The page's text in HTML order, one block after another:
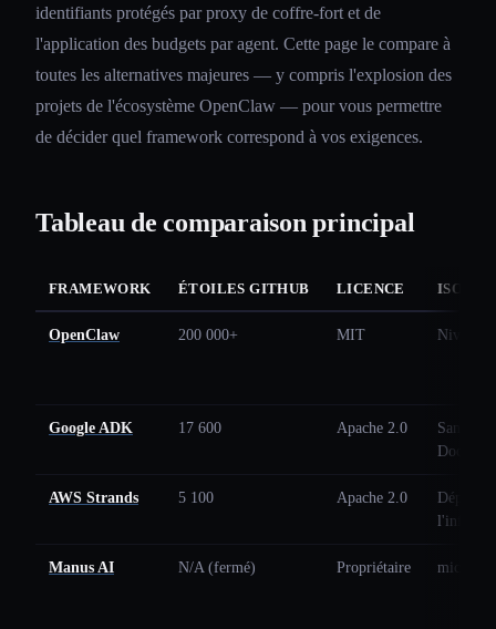
identifiants protégés par proxy de coffre-fort et de
l'application des budgets par agent. Cette page le compare à
toutes les alternatives majeures — y compris l'explosion des
projets de l'écosystème OpenClaw — pour vous permettre
de décider quel framework correspond à vos exigences.
Tableau de comparaison principal
FRAMEWORK ÉTOILES GITHUB LICENCE
OpenClaw 200 000+ MIT Niveau
Google ADK 17 600 Apache 2.0
Docker
AWS Strands 5 100 Apache 2.0
Dépend
Manus AI N/A (fermé) Propriétaire